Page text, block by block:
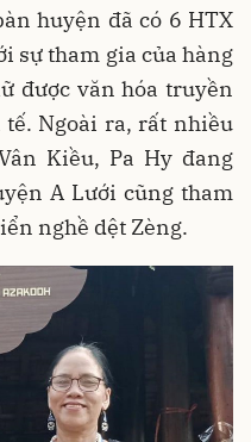
huyện đã có 6 HTX
sự tham gia của hàng
được văn hóa truyền
Ngoài ra, rất nhiều
Kiều, Pa Hy đang
A Lưới cũng tham
nghề dệt Zèng.